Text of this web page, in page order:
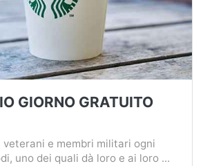
GIORNO GRATUITO
veterani e membri militari ogni
uno dei quali dà loro e ai loro ...